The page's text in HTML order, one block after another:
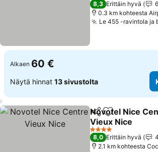
8,3 Erittäin hyvä
0.3 km kohteesta
Le 455 -ravintola ja
Alkaen 60 €
Näytä hinnat 13 sivustolta
Jaa Lisää
Novotel Nice
Vieux Nice
4 Tähtiluokitus
8,0 Erittäin hyvä
2.1 km kohteesta